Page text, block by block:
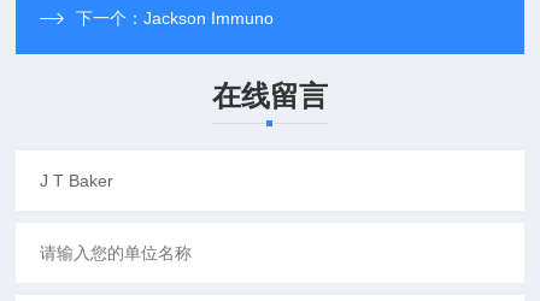
下一个：Jackson Immuno
在线留言